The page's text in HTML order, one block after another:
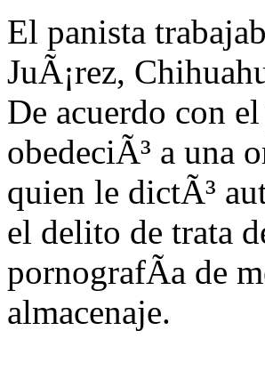
El panista
JuÃ¡rez,
De acuerdo con
obedeciÃ³ a una
quien le dictÃ³
el delito de trata
pornografÃ­a de
almacenaje.